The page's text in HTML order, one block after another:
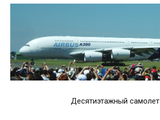
Десятиэтажный самолет